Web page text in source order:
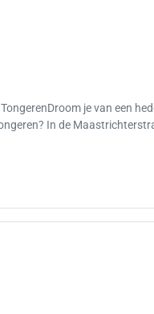
je van een
In de